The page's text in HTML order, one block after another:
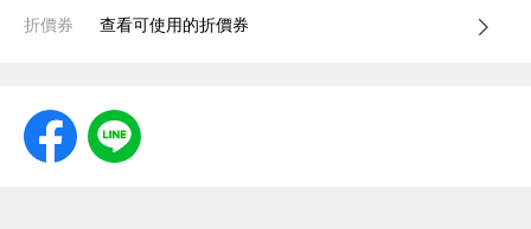
折價券 查看可使用的折價券